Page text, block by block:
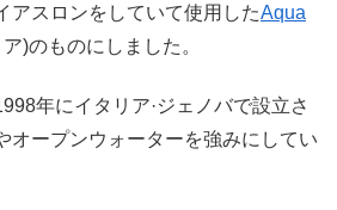
アスロンをしていて使用したAqua
)のものにしました。
年にイタリア·ジェノバで設立さ
オープンウォーターを強みにしてい